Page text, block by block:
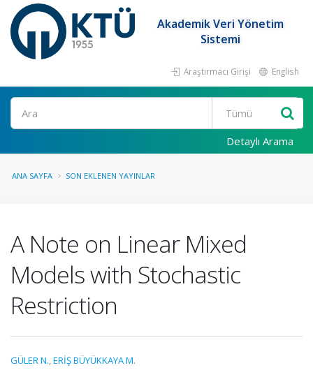
Akademik Veri Yönetim
Sistemi
Araştırmacı Girişi English
Ara
Detaylı Arama
ANA SAYFA SON EKLENEN YAYINLAR
A Note on Linear Mixed
Models with Stochastic
Restriction
GÜLER N.,ERİŞ BÜYÜKKAYA M.